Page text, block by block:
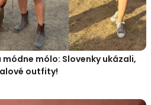
módne mólo: Slovenky ukázali,
outfity!